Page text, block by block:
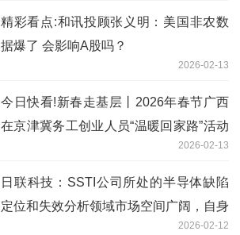
精彩看点:和讯投顾张义明：美国非农数
据爆了 会影响A股吗？
2026-02-13
今日快看!新春走基层丨2026年春节广西
在京津冀务工创业人员“温暖回家路”活动
2026-02-13
日联科技：SSTI公司所处的半导体缺陷
定位和失效分析领域市场空间广阔，自身
综合竞争力在业内处于领先位置，未来发
2026-02-12